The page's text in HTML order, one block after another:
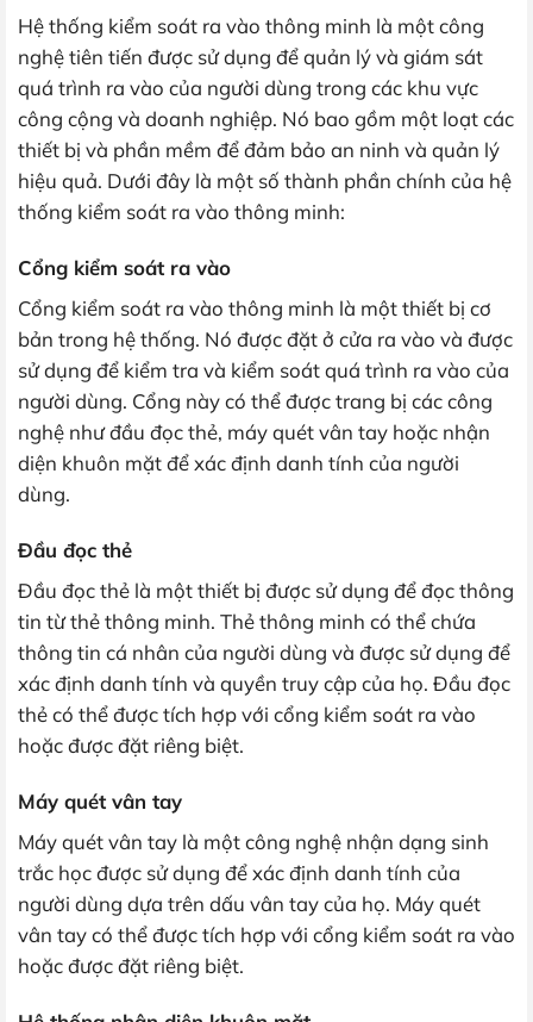
Hệ thống kiểm soát ra vào thông minh là một công
nghệ tiên tiến được sử dụng để quản lý và giám sát
quá trình ra vào của người dùng trong các khu vực
công cộng và doanh nghiệp. Nó bao gồm một loạt các
thiết bị và phần mềm để đảm bảo an ninh và quản lý
hiệu quả. Dưới đây là một số thành phần chính của hệ
thống kiểm soát ra vào thông minh:
Cổng kiểm soát ra vào
Cổng kiểm soát ra vào thông minh là một thiết bị cơ
bản trong hệ thống. Nó được đặt ở cửa ra vào và được
sử dụng để kiểm tra và kiểm soát quá trình ra vào của
người dùng. Cổng này có thể được trang bị các công
nghệ như đầu đọc thẻ, máy quét vân tay hoặc nhận
diện khuôn mặt để xác định danh tính của người
dùng.
Đầu đọc thẻ
Đầu đọc thẻ là một thiết bị được sử dụng để đọc thông
tin từ thẻ thông minh. Thẻ thông minh có thể chứa
thông tin cá nhân của người dùng và được sử dụng để
xác định danh tính và quyền truy cập của họ. Đầu đọc
thẻ có thể được tích hợp với cổng kiểm soát ra vào
hoặc được đặt riêng biệt.
Máy quét vân tay
Máy quét vân tay là một công nghệ nhận dạng sinh
trắc học được sử dụng để xác định danh tính của
người dùng dựa trên dấu vân tay của họ. Máy quét
vân tay có thể được tích hợp với cổng kiểm soát ra vào
hoặc được đặt riêng biệt.